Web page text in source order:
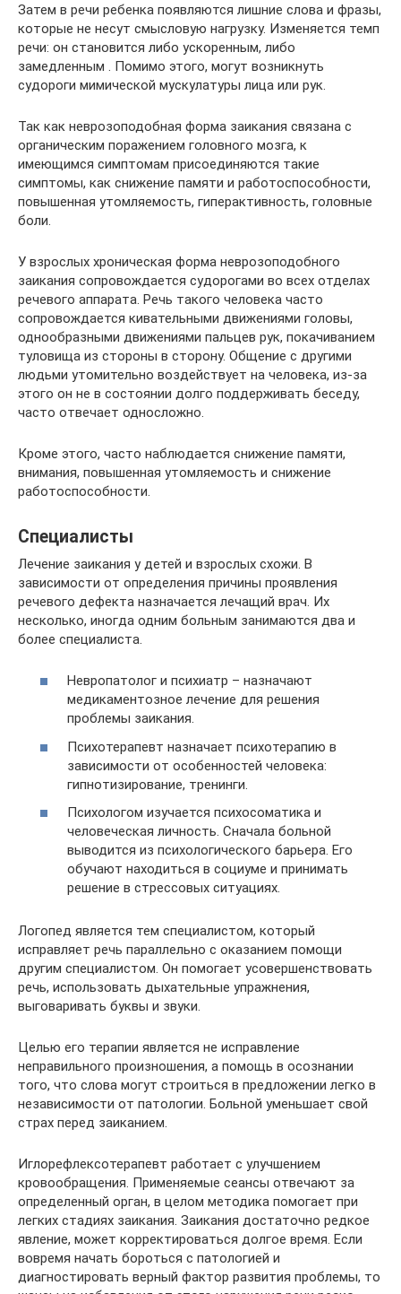
Затем в речи ребенка появляются лишние слова и фразы,
которые не несут смысловую нагрузку. Изменяется темп
речи: он становится либо ускоренным, либо
замедленным . Помимо этого, могут возникнуть
судороги мимической мускулатуры лица или рук.
Так как неврозоподобная форма заикания связана с
органическим поражением головного мозга, к
имеющимся симптомам присоединяются такие
симптомы, как снижение памяти и работоспособности,
повышенная утомляемость, гиперактивность, головные
боли.
У взрослых хроническая форма неврозоподобного
заикания сопровождается судорогами во всех отделах
речевого аппарата. Речь такого человека часто
сопровождается кивательными движениями головы,
однообразными движениями пальцев рук, покачиванием
туловища из стороны в сторону. Общение с другими
людьми утомительно воздействует на человека, из-за
этого он не в состоянии долго поддерживать беседу,
часто отвечает односложно.
Кроме этого, часто наблюдается снижение памяти,
внимания, повышенная утомляемость и снижение
работоспособности.
Специалисты
Лечение заикания у детей и взрослых схожи. В
зависимости от определения причины проявления
речевого дефекта назначается лечащий врач. Их
несколько, иногда одним больным занимаются два и
более специалиста.
Невропатолог и психиатр – назначают
медикаментозное лечение для решения
проблемы заикания.
Психотерапевт назначает психотерапию в
зависимости от особенностей человека:
гипнотизирование, тренинги.
Психологом изучается психосоматика и
человеческая личность. Сначала больной
выводится из психологического барьера. Его
обучают находиться в социуме и принимать
решение в стрессовых ситуациях.
Логопед является тем специалистом, который
исправляет речь параллельно с оказанием помощи
другим специалистом. Он помогает усовершенствовать
речь, использовать дыхательные упражнения,
выговаривать буквы и звуки.
Целью его терапии является не исправление
неправильного произношения, а помощь в осознании
того, что слова могут строиться в предложении легко в
независимости от патологии. Больной уменьшает свой
страх перед заиканием.
Иглорефлексотерапевт работает с улучшением
кровообращения. Применяемые сеансы отвечают за
определенный орган, в целом методика помогает при
легких стадиях заикания. Заикания достаточно редкое
явление, может корректироваться долгое время. Если
вовремя начать бороться с патологией и
диагностировать верный фактор развития проблемы, то